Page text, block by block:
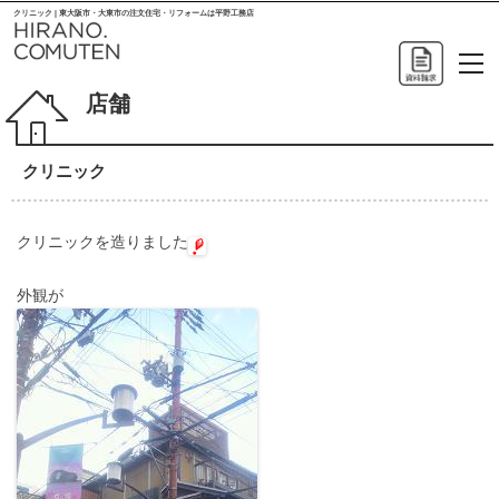
クリニック | 東大阪市・大東市の注文住宅・リフォームは平野工務店
店舗
クリニック
クリニックを造りました
外観が